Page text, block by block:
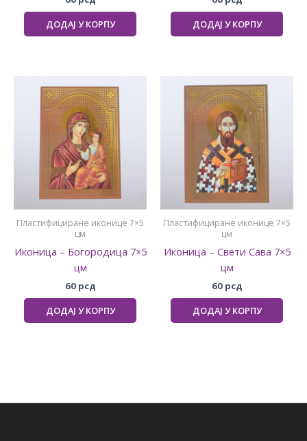
ДОДАЈ У КОРПУ ДОДАЈ У КОРПУ
Пластифициране иконице 7×5
цм
Иконица – Богородица 7×5
цм
60 рсд
ДОДАЈ У КОРПУ
Пластифициране иконице 7×5
цм
Иконица – Свети Сава 7×5
цм
60 рсд
ДОДАЈ У КОРПУ